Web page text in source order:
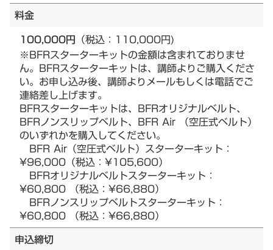
料金
100,000円 （税込：110,000円)
※BFRスターターキットの金額は含まれておりませ
ん。BFRスターターキットは、講師よりご購入くださ
い。お申し込み後、講師よりメールもしくは電話でご
連絡差し上げます。
BFRスターターキットは、BFRオリジナルベルト、
BFRノンスリップベルト、BFR Air （空圧式ベルト）
のいずれかを購入してください。
BFR Air（空圧式ベルト）スターターキット：
¥96,000（税込：¥105,600）
BFRオリジナルベルトスターターキット：
¥60,800 （税込：¥66,880）
BFRノンスリップベルトスターターキット：
¥60,800 （税込：¥66,880）
申込締切